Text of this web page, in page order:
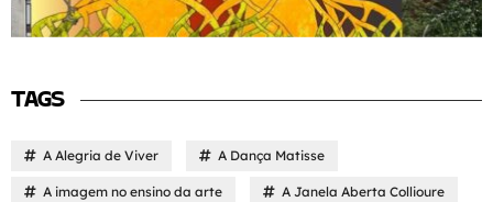
TAGS
A Alegria de Viver A Dança Matisse
A imagem no ensino da arte A Janela Aberta Collioure